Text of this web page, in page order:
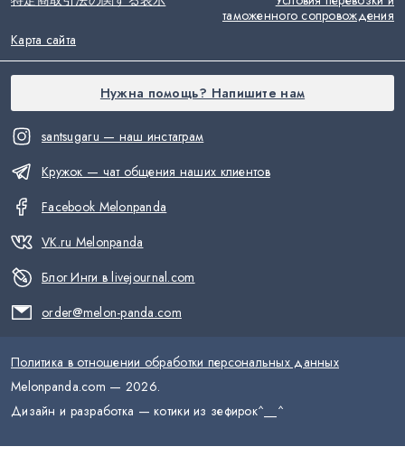
santsugaru — наш инстаграм
Кружок — чат общения наших клиентов
Facebook Melonpanda
VK.ru Melonpanda
Блог Инги в livejournal.com
order@melon-panda.com
таможенного сопровождения
Карта сайта
Нужна помощь? Напишите нам
Политика в отношении обработки персональных данных
Melonpanda.com — 2026.
Дизайн и разработка — котики из зефирок^__^